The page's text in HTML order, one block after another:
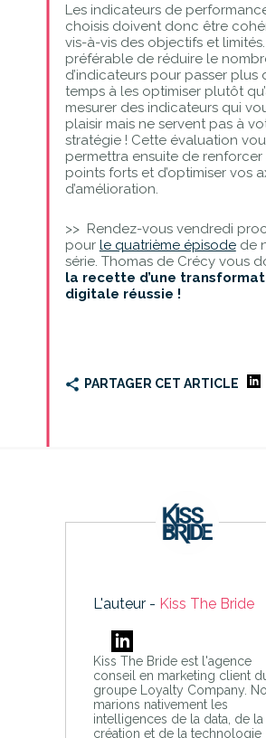
Les indicateurs de
choisis doivent donc être
vis-à-vis des objectifs et
préférable de réduire le
d’indicateurs pour passer plus
temps à les optimiser plutôt
mesurer des indicateurs qui
plaisir mais ne servent pas à
stratégie ! Cette évaluation
permettra ensuite de renforcer
points forts et d’optimiser vos
d’amélioration.
>> Rendez-vous vendredi
pour le quatrième épisodede
série. Thomas de Crécy vous
la recette d’une
digitale réussie !
PARTAGER CET ARTICLE
L'auteur - Kiss The Bride
Kiss The Bride est l'agence
conseil en marketing client
groupe Loyalty Company.
marions nativement les
intelligences de la data, de la
création et de la technologie